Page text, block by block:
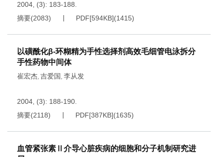
2004, (3): 183-188.
摘要(2083) PDF[594KB](1415)
以磺酰化β-环糊精为手性选择剂高效毛细管电泳拆分
手性药物中间体
崔宏杰, 吉爱国 , 李从发
2004, (3): 188-190.
摘要(2118) PDF[387KB](1635)
血管紧张素Ⅱ介导心脏疾病的细胞和分子机制研究进